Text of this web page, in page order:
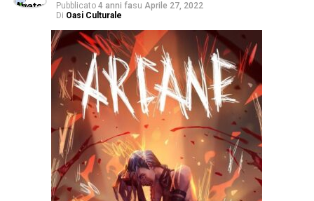
Pubblicato 4 anni fasu Aprile 27, 2022
Di Oasi Culturale